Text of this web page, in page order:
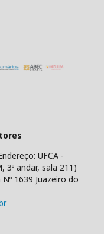
UFCA -
3º andar, sala 211)
1639 Juazeiro do